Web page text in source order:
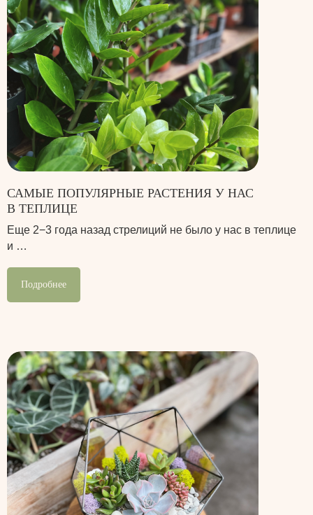
САМЫЕ ПОПУЛЯРНЫЕ РАСТЕНИЯ У НАС
В ТЕПЛИЦЕ
Еще 2−3 года назад стрелиций не было у нас в теплице
и …
Подробнее